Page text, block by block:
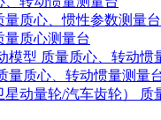
量质心、惯性参数测量台
量质心测量台
模型 质量质心、转动惯
量质心、转动惯量测量
星动量轮/汽车齿轮） 质